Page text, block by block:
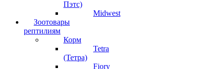
Пэтс)
Midwest
Зоотовары
рептилиям
Корм
Tetra
(Тетра)
Fiory